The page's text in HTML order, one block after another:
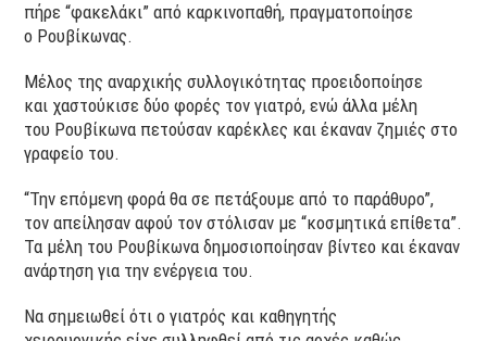
πήρε “φακελάκι” από καρκινοπαθή, πραγματοποίησε
ο Ρουβίκωνας.
Μέλος της αναρχικής συλλογικότητας προειδοποίησε
και χαστούκισε δύο φορές τον γιατρό, ενώ άλλα μέλη
του Ρουβίκωνα πετούσαν καρέκλες και έκαναν ζημιές στο
γραφείο του.
“Την επόμενη φορά θα σε πετάξουμε από το παράθυρο”,
τον απείλησαν αφού τον στόλισαν με “κοσμητικά επίθετα”.
Τα μέλη του Ρουβίκωνα δημοσιοποίησαν βίντεο και έκαναν
ανάρτηση για την ενέργεια του.
Να σημειωθεί ότι ο γιατρός και καθηγητής